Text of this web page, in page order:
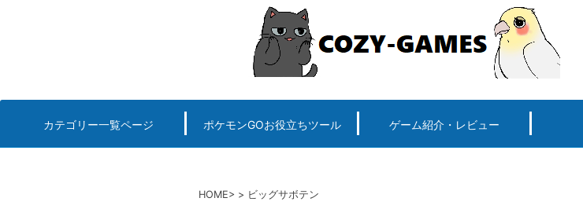
へ
カテゴリー一覧ページ ポケモンGOお役立ちツール ゲーム紹介・レビュー
HOME ビッグサボテン